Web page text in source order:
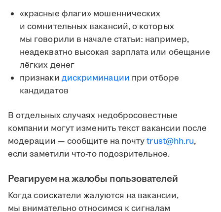
«красные флаги» мошеннических
и сомнительных вакансий, о которых
мы говорили в начале статьи: например,
неадекватно высокая зарплата или обещание
лёгких денег
признаки дискриминации при отборе
кандидатов
В отдельных случаях недобросовестные
компании могут изменить текст вакансии после
модерации — сообщите на почтуtrust@hh.ru,
если заметили что-то подозрительное.
Реагируем на жалобы пользователей
Когда соискатели жалуются на вакансии,
мы внимательно относимся к сигналам